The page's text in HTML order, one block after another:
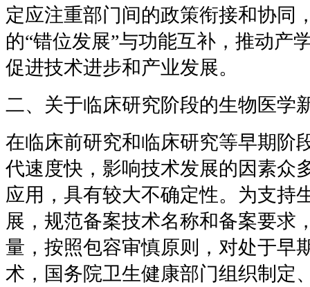
定应注重部门间的政策衔接和协同
的“错位发展”与功能互补，推动产
促进技术进步和产业发展。
二、关于临床研究阶段的生物医学
在临床前研究和临床研究等早期阶
代速度快，影响技术发展的因素众
应用，具有较大不确定性。为支持
展，规范备案技术名称和备案要求
量，按照包容审慎原则，对处于早
术，国务院卫生健康部门组织制定